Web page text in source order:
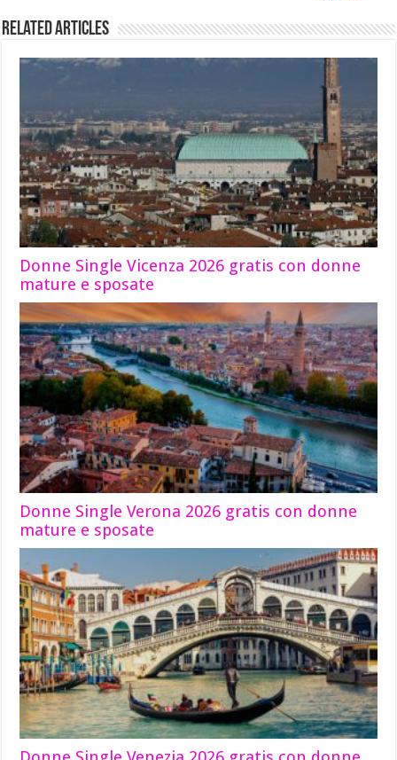
Related Articles
Donne Single Vicenza 2026 gratis con donne
mature e sposate
Donne Single Verona 2026 gratis con donne
mature e sposate